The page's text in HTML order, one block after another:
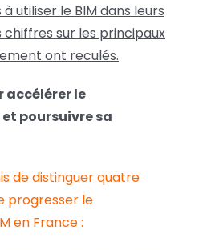
utiliser le BIM dans leurs
chiffres sur les principaux
ont reculés.
accélérer le
poursuivre sa
de distinguer quatre
progresser le
en France :